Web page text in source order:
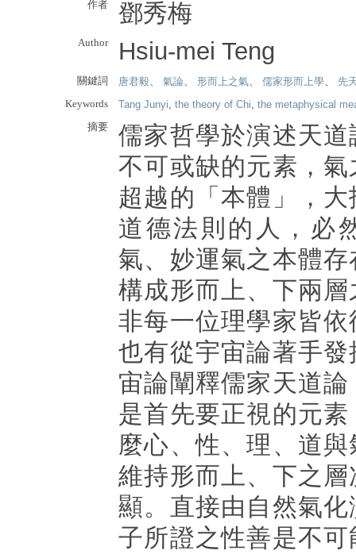
作者 鄧秀梅
Author Hsiu-mei Teng
關鍵詞 唐君毅、 氣論、 形而上之氣、 儒家形而上學、 先
Keywords
Tang Junyi, the theory of Chi, the metaphysical
摘要
儒家哲學於演述天
不可或缺的元素，
超越的「本體」，
道德法則的人，必
氣、妙運氣之本體
構成形而上、下兩
非每一位理學家皆
也有從宇宙論著手
宙論闡釋儒家天道
是首先要正視的元
麼心、性、理、道
維持形而上、下之
顯。直接由自然氣
子所證之性善是不